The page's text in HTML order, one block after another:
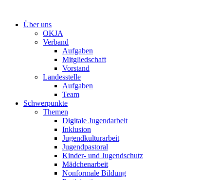
springenÜber uns
OKJA
Verband
Aufgaben
Mitgliedschaft
Vorstand
Landesstelle
Aufgaben
Team
Schwerpunkte
Themen
Digitale Jugendarbeit
Inklusion
Jugendkulturarbeit
Jugendpastoral
Kinder- und Jugendschutz
Mädchenarbeit
Nonformale Bildung